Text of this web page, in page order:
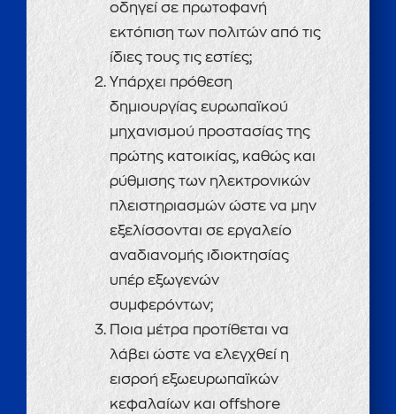
οδηγεί σε πρωτοφανή
εκτόπιση των πολιτών από τις
ίδιες τους τις εστίες;
Υπάρχει πρόθεση
δημιουργίας ευρωπαϊκού
μηχανισμού προστασίας της
πρώτης κατοικίας, καθώς και
ρύθμισης των ηλεκτρονικών
πλειστηριασμών ώστε να μην
εξελίσσονται σε εργαλείο
αναδιανομής ιδιοκτησίας
υπέρ εξωγενών
συμφερόντων;
Ποια μέτρα προτίθεται να
λάβει ώστε να ελεγχθεί η
εισροή εξωευρωπαϊκών
κεφαλαίων και offshore